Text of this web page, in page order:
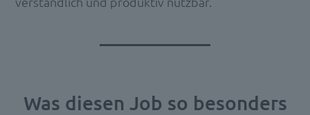
Was diesen Job so besonders